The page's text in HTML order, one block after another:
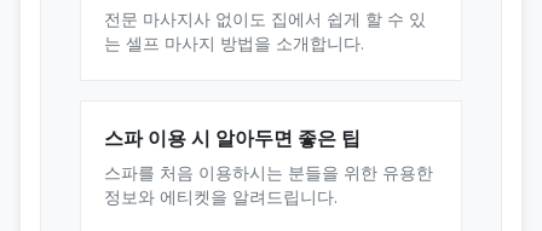
전문 마사지사 없이도 집에서 쉽게 할 수 있
는 셀프 마사지 방법을 소개합니다.
스파 이용 시 알아두면 좋은 팁
스파를 처음 이용하시는 분들을 위한 유용한
정보와 에티켓을 알려드립니다.